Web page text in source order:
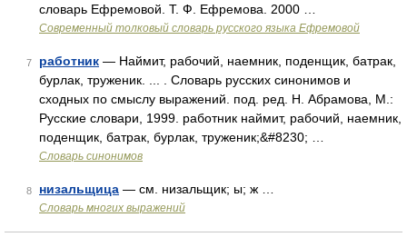
словарь Ефремовой. Т. Ф. Ефремова. 2000 …
Современный толковый словарь русского языка Ефремовой
7 работник — Наймит, рабочий, наемник, поденщик, батрак,
бурлак, труженик. ... . Словарь русских синонимов и
сходных по смыслу выражений. под. ред. Н. Абрамова, М.:
Русские словари, 1999. работник наймит, рабочий, наемник,
поденщик, батрак, бурлак, труженик;&#8230; …
Словарь синонимов
8 низальщица — см. низальщик; ы; ж …
Словарь многих выражений